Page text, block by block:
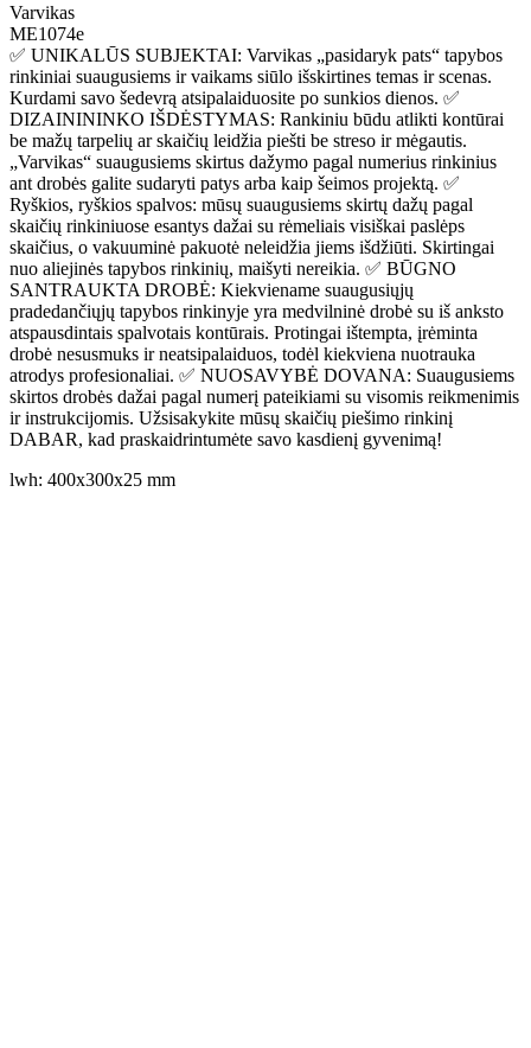
Varvikas
ME1074e
✅ UNIKALŪS SUBJEKTAI: Varvikas „pasidaryk pats“ tapybos
rinkiniai suaugusiems ir vaikams siūlo išskirtines temas ir scenas.
Kurdami savo šedevrą atsipalaiduosite po sunkios dienos. ✅
DIZAINININKO IŠDĖSTYMAS: Rankiniu būdu atlikti kontūrai
be mažų tarpelių ar skaičių leidžia piešti be streso ir mėgautis.
„Varvikas“ suaugusiems skirtus dažymo pagal numerius rinkinius
ant drobės galite sudaryti patys arba kaip šeimos projektą. ✅
Ryškios, ryškios spalvos: mūsų suaugusiems skirtų dažų pagal
skaičių rinkiniuose esantys dažai su rėmeliais visiškai paslėps
skaičius, o vakuuminė pakuotė neleidžia jiems išdžiūti. Skirtingai
nuo aliejinės tapybos rinkinių, maišyti nereikia. ✅ BŪGNO
SANTRAUKTA DROBĖ: Kiekviename suaugusiųjų
pradedančiųjų tapybos rinkinyje yra medvilninė drobė su iš anksto
atspausdintais spalvotais kontūrais. Protingai ištempta, įrėminta
drobė nesusmuks ir neatsipalaiduos, todėl kiekviena nuotrauka
atrodys profesionaliai. ✅ NUOSAVYBĖ DOVANA: Suaugusiems
skirtos drobės dažai pagal numerį pateikiami su visomis reikmenimis
ir instrukcijomis. Užsisakykite mūsų skaičių piešimo rinkinį
DABAR, kad praskaidrintumėte savo kasdienį gyvenimą!
lwh: 400x300x25 mm